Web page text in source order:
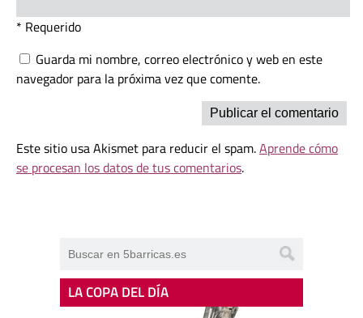
* Requerido
Guarda mi nombre, correo electrónico y web en este
navegador para la próxima vez que comente.
Este sitio usa Akismet para reducir el spam.Aprende cómo
se procesan los datos de tus comentarios.
LA COPA DEL DÍA